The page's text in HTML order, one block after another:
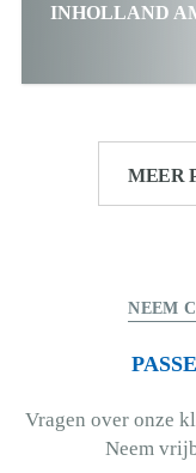
INHOLLAND
MEER
NEEM
Vragen over onze
Neem